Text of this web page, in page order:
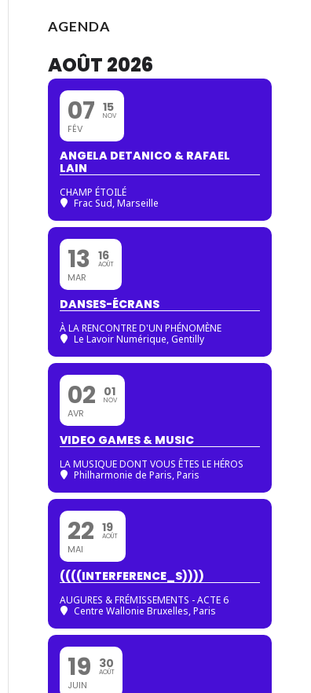
AGENDA
AOÛT 2026
07
FÉV
15
NOV
ANGELA DETANICO & RAFAEL
LAIN
CHAMP ÉTOILÉ
Frac Sud, Marseille
13
MAR
16
AOÛT
DANSES-ÉCRANS
À LA RENCONTRE D'UN PHÉNOMÈNE
Le Lavoir Numérique, Gentilly
02
AVR
01
NOV
VIDEO GAMES & MUSIC
LA MUSIQUE DONT VOUS ÊTES LE HÉROS
Philharmonie de Paris, Paris
22
MAI
19
AOÛT
((((INTERFERENCE_S))))
AUGURES & FRÉMISSEMENTS - ACTE 6
Centre Wallonie Bruxelles, Paris
19
JUIN
30
AOÛT